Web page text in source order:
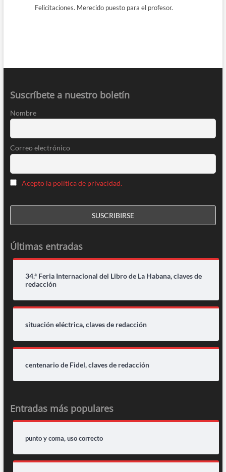
Felicitaciones. Merecido puesto para el profesor.
Suscríbete a nuestro boletín
Nombre
Correo electrónico
Acepto la política de privacidad.
Últimas entradas
34.ª Feria Internacional del Libro de La Habana, claves de
redacción
situación eléctrica, claves de redacción
centenario de Fidel, claves de redacción
Entradas más populares
punto y coma, uso correcto